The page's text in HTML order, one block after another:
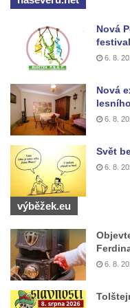
Socha Jana Valeria
Českých Budějovicích
kostela svatého
Budějovicích
Socha svatého Jana
kostela svaté Rodiny
Budějovicích
Socha S tebou v
náměstí v Českých
Socha Tornádo v
náměstí v Českých
Sousoší Humanoidi
Českých Budějovicích
Nová
6. 8.
Nová
6. 8.
Svět
6. 8.
výběžek.eu
6. 8.